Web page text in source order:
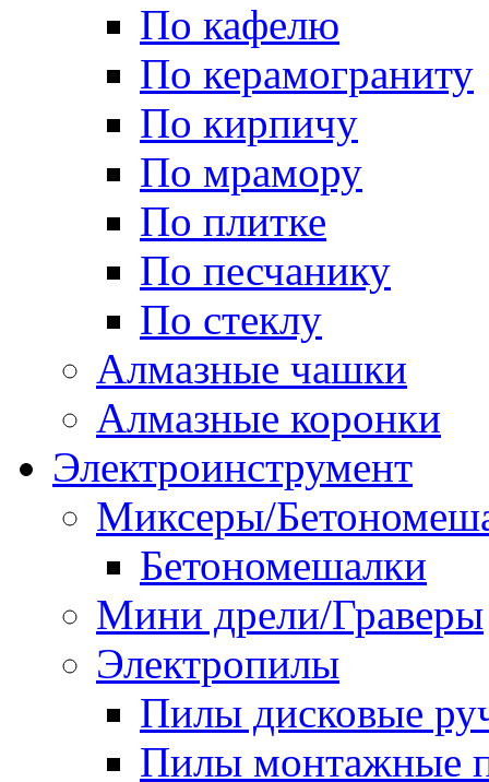
По кафелю
По керамограниту
По кирпичу
По мрамору
По плитке
По песчанику
По стеклу
Алмазные чашки
Алмазные коронки
Электроинструмент
Миксеры/
Бетономешалки
Мини дрели/Граверы
Электропилы
Пилы дисковые
Пилы монтажные